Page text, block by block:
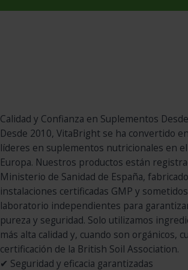
Calidad y Confianza en Suplementos
Desde 2010, VitaBright se ha convertido
líderes en suplementos nutricionales en
Europa. Nuestros productos están
Ministerio de Sanidad de España,
instalaciones certificadas GMP y
laboratorio independientes para
pureza y seguridad. Solo utilizamos
más alta calidad y, cuando son orgánicos,
certificación de la British Soil Association.
✔ Seguridad y eficacia garantizadas